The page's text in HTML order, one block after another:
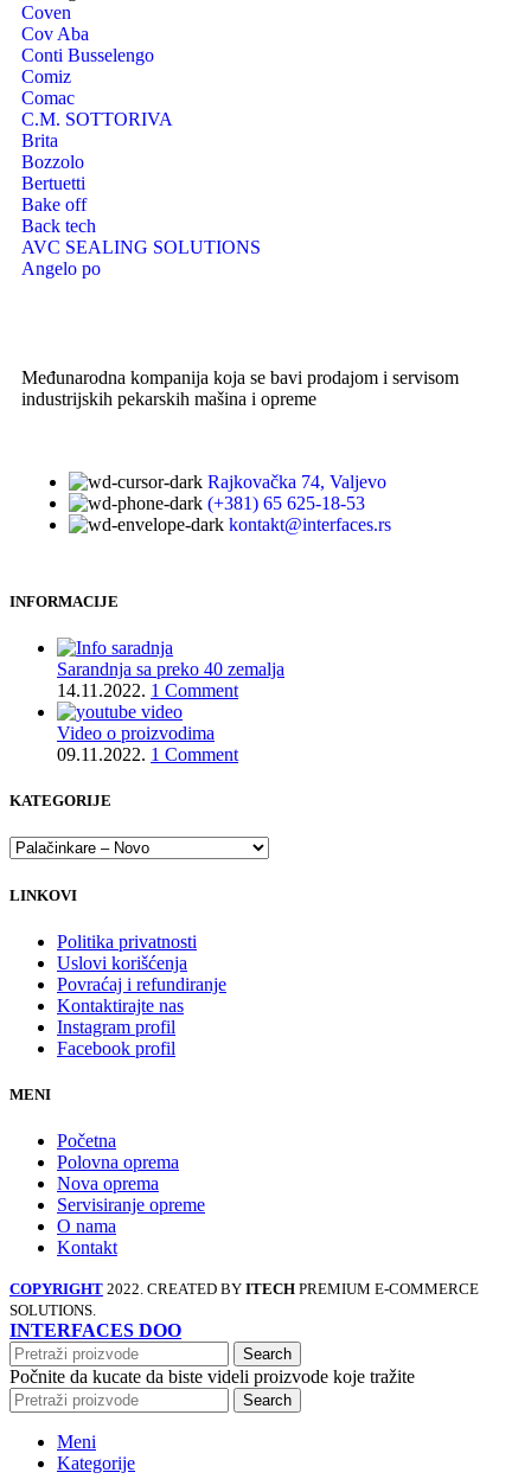
Coven
Cov Aba
Conti Busselengo
Comiz
Comac
C.M. SOTTORIVA
Brita
Bozzolo
Bertuetti
Bake off
Back tech
AVC SEALING SOLUTIONS
Angelo po
Međunarodna kompanija koja se bavi prodajom i servisom
industrijskih pekarskih mašina i opreme
Rajkovačka 74, Valjevo
(+381) 65 625-18-53
kontakt@interfaces.rs
INFORMACIJE
Sarandnja sa preko 40 zemalja
14.11.2022. 1 Comment
Video o proizvodima
09.11.2022. 1 Comment
KATEGORIJE
LINKOVI
Politika privatnosti
Uslovi korišćenja
Povraćaj i refundiranje
Kontaktirajte nas
Instagram profil
Facebook profil
MENI
Početna
Polovna oprema
Nova oprema
Servisiranje opreme
O nama
Kontakt
COPYRIGHT 2022. CREATED BY ITECH PREMIUM E-COMMERCE
SOLUTIONS.
INTERFACES DOO
Search
Počnite da kucate da biste videli proizvode koje tražite
Search
Meni
Kategorije